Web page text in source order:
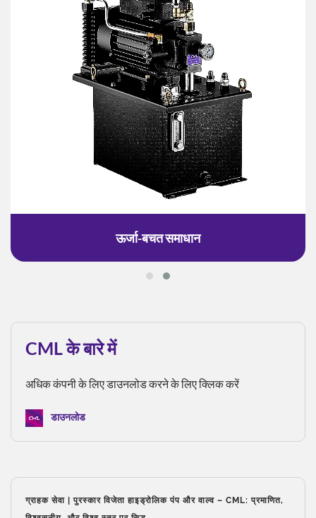
ऊर्जा-बचत समाधान
CML के बारे में
अधिक कंपनी के लिए डाउनलोड करने के लिए क्लिक करें
डाउनलोड
ग्राहक सेवा | पुरस्कार विजेता हाइड्रोलिक पंप और वाल्व – CML: प्रमाणित,